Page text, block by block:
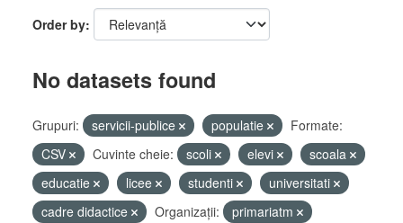
Order by
No datasets found
Grupuri: servicii-publice populatie
Formate:
CSV
Cuvinte cheie: scoli elevi
scoala
educatie
licee studenti
universitati
cadre didactice
Organizații:
primariatm